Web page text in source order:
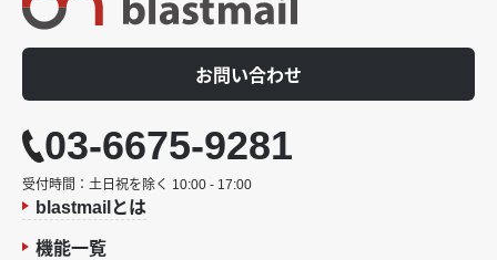
お問い合わせ
03-6675-9281
受付時間：土日祝を除く 10:00 - 17:00
blastmailとは
機能一覧